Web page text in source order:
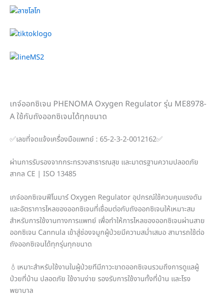
เกจ์ออกซิเจน PHENOMA Oxygen Regulator รุ่น ME8978-
A ใช้กับถังออกซิเจนได้ทุกขนาด
✅เลขที่จดแจ้งเครื่องมือแพทย์ : 65-2-3-2-0012162✅
ผ่านการรับรองจากกระทรวงสาธารณสุข และมาตรฐานความปลอดภัย
สากล CE | ISO 13485
เกจ์ออกซิเจนฟีโนมาร์ Oxygen Regulator อุปกรณ์ใช้ควบคุมแรงดัน
และอัตราการไหลของออกซิเจนที่เชื่อมต่อกับถังออกซิเจนให้เหมาะสม
สำหรับการใช้งานทางการแพทย์ เพื่อทำให้การไหลของออกซิเจนผ่านสาย
ออกซิเจน Cannula เข้าสู่ช่องจมูกผู้ป่วยมีความสม่ำเสมอ สามารถใช้ต่อ
ถังออกซิเจนได้ทุกรุ่นทุกขนาด
💧เหมาะสำหรับใช้งานในผู้ป่วยทีมีภาวะขาดออกซิเจนรวมถึงการดูแลผู้
ป่วยที่บ้าน ปลอดภัย ใช้งานง่าย รองรับการใช้งานทั้งที่บ้าน และโรง
พยาบาล